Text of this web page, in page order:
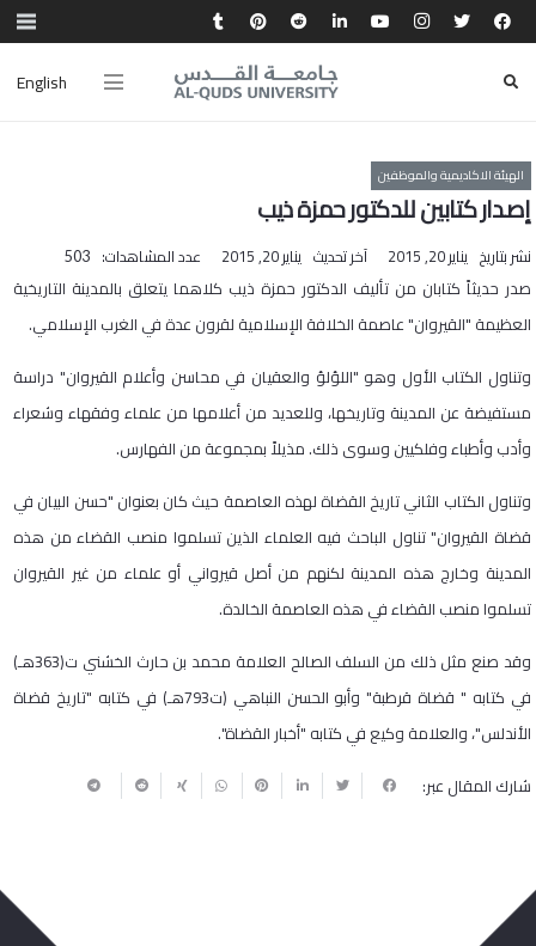
English
الهيئة الاكاديمية والموظفين
إصدار كتابين للدكتور حمزة ذيب
نشر بتاريخ يناير 20, 2015 آخر تحديث يناير 20, 2015 عدد المشاهدات: 503
​صدر حديثاً كتابان من تأليف الدكتور حمزة ذيب كلاهما يتعلق بالمدينة التاريخية
العظيمة "القيروان" عاصمة الخلافة الإسلامية لقرون عدة في الغرب الإسلامي.
وتناول الكتاب الأول وهو "اللؤلؤ والعقيان في محاسن وأعلام القيروان" دراسة
مستفيضة عن المدينة وتاريخها، وللعديد من أعلامها من علماء وفقهاء وشعراء
وأدب وأطباء وفلكيين وسوى ذلك. مذيلاً بمجموعة من الفهارس.
وتناول الكتاب الثاني تاريخ القضاة لهذه العاصمة حيث كان بعنوان "حسن البيان في
قضاة القيروان" تناول الباحث فيه العلماء الذين تسلموا منصب القضاء من هذه
المدينة وخارج هذه المدينة لكنهم من أصل قيرواني أو علماء من غير القيروان
تسلموا منصب القضاء في هذه العاصمة الخالدة.
وقد صنع مثل ذلك من السلف الصالح العلامة محمد بن حارث الخشني ت(363هـ)
في كتابه " قضاة قرطبة" وأبو الحسن النباهي (ت793هـ) في كتابه "تاريخ قضاة
الأندلس"، والعلامة وكيع في كتابه "أخبار القضاة".
شارك المقال عبر: